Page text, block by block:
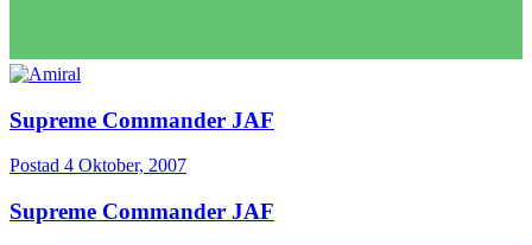
Supreme Commander JAF
Postad 4 Oktober, 2007
Supreme Commander JAF